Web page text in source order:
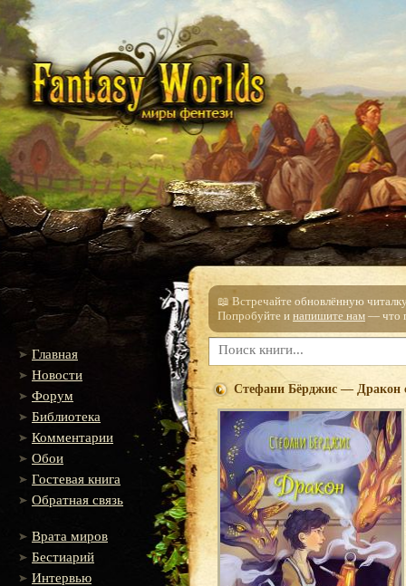
Главная
Новости
Форум
Библиотека
Комментарии
Обои
Гостевая книга
Обратная связь
Врата миров
Бестиарий
Интервью
📖 Встречайте обновлённую
Попробуйте и напишите нам — что
Стефани Бёрджис — Дракон